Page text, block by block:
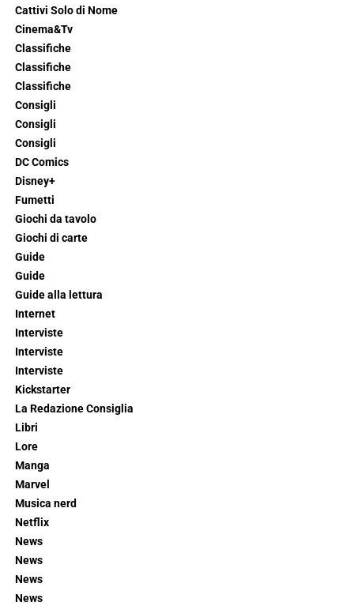
Cattivi Solo di Nome
Cinema&Tv
Classifiche
Classifiche
Classifiche
Consigli
Consigli
Consigli
DC Comics
Disney+
Fumetti
Giochi da tavolo
Giochi di carte
Guide
Guide
Guide alla lettura
Internet
Interviste
Interviste
Interviste
Kickstarter
La Redazione Consiglia
Libri
Lore
Manga
Marvel
Musica nerd
Netflix
News
News
News
News